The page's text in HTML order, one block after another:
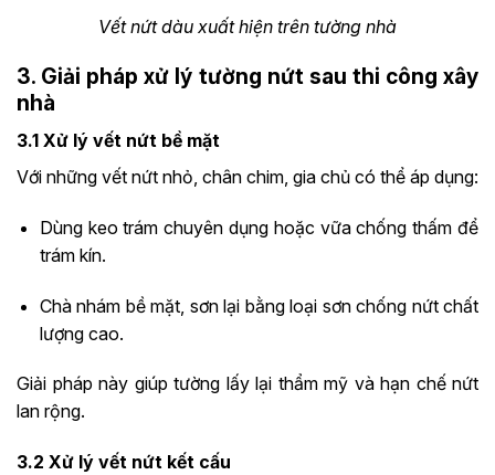
Vết nứt dàu xuất hiện trên tường nhà
3. Giải pháp xử lý tường nứt sau thi công xây
nhà
3.1 Xử lý vết nứt bề mặt
Với những vết nứt nhỏ, chân chim, gia chủ có thể áp dụng:
Dùng keo trám chuyên dụng hoặc vữa chống thấm để
trám kín.
Chà nhám bề mặt, sơn lại bằng loại sơn chống nứt chất
lượng cao.
Giải pháp này giúp tường lấy lại thẩm mỹ và hạn chế nứt
lan rộng.
3.2 Xử lý vết nứt kết cấu